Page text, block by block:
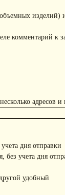
изделий)
комментарий к
дня отправки
без учета дня
удобный